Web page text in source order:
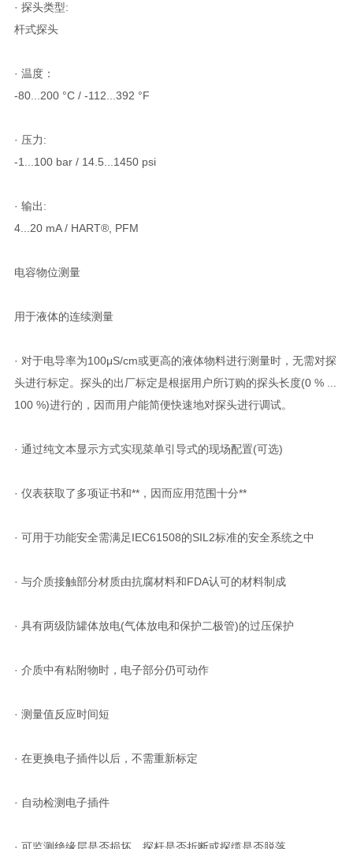
· 探头类型:
杆式探头
· 温度：
-80...200 °C / -112...392 °F
· 压力:
-1...100 bar / 14.5...1450 psi
· 输出:
4...20 mA / HART®, PFM
电容物位测量
用于液体的连续测量
· 对于电导率为100μS/cm或更高的液体物料进行测量时，无需对探
头进行标定。探头的出厂标定是根据用户所订购的探头长度(0 % ...
100 %)进行的，因而用户能简便快速地对探头进行调试。
· 通过纯文本显示方式实现菜单引导式的现场配置(可选)
· 仪表获取了多项证书和**，因而应用范围十分**
· 可用于功能安全需满足IEC61508的SIL2标准的安全系统之中
· 与介质接触部分材质由抗腐材料和FDA认可的材料制成
· 具有两级防罐体放电(气体放电和保护二极管)的过压保护
· 介质中有粘附物时，电子部分仍可动作
· 测量值反应时间短
· 在更换电子插件以后，不需重新标定
· 自动检测电子插件
· 可监测绝缘层是否损坏、探杆是否折断或探缆是否脱落